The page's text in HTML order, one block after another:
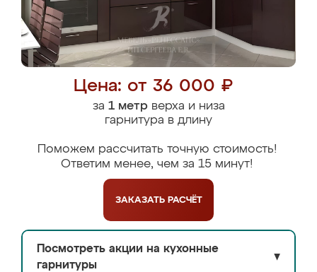
Цена: от 36 000 ₽
за 1 метрверха и низа
гарнитура в длину
Поможем рассчитать точную стоимость!
Ответим менее, чем за 15 минут!
ЗАКАЗАТЬ РАСЧЁТ
Посмотреть акции на кухонные
гарнитуры
▼